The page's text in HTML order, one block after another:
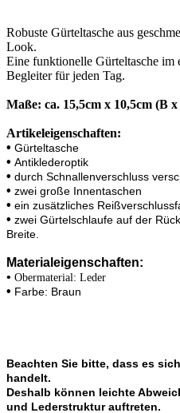
Robuste Gürteltasche aus
Look.
Eine funktionelle Gürteltasche
Begleiter für jeden Tag.
Maße: ca. 15,5cm x 10,5cm (B
Artikeleigenschaften:
• Gürteltasche
• Antiklederoptik
• durch Schnallenverschluss
• zwei große Innentaschen
• ein zusätzliches
• zwei Gürtelschlaufe auf der
Breite.
Materialeigenschaften:
• Obermaterial: Leder
• Farbe: Braun
Beachten Sie bitte, dass es
handelt.
Deshalb können leichte
und Lederstruktur auftreten.